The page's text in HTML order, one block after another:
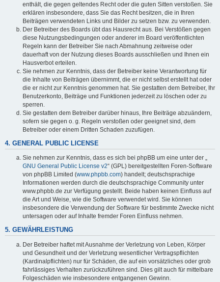
enthält, die gegen geltendes Recht oder die guten Sitten verstoßen. Sie
erklären insbesondere, dass Sie das Recht besitzen, die in Ihren
Beiträgen verwendeten Links und Bilder zu setzen bzw. zu verwenden.
Der Betreiber des Boards übt das Hausrecht aus. Bei Verstößen gegen
diese Nutzungsbedingungen oder anderer im Board veröffentlichten
Regeln kann der Betreiber Sie nach Abmahnung zeitweise oder
dauerhaft von der Nutzung dieses Boards ausschließen und Ihnen ein
Hausverbot erteilen.
Sie nehmen zur Kenntnis, dass der Betreiber keine Verantwortung für
die Inhalte von Beiträgen übernimmt, die er nicht selbst erstellt hat oder
die er nicht zur Kenntnis genommen hat. Sie gestatten dem Betreiber, Ihr
Benutzerkonto, Beiträge und Funktionen jederzeit zu löschen oder zu
sperren.
Sie gestatten dem Betreiber darüber hinaus, Ihre Beiträge abzuändern,
sofern sie gegen o. g. Regeln verstoßen oder geeignet sind, dem
Betreiber oder einem Dritten Schaden zuzufügen.
4. GENERAL PUBLIC LICENSE
Sie nehmen zur Kenntnis, dass es sich bei phpBB um eine unter der „
GNU General Public License v2“ (GPL) bereitgestellten Foren-Software
von phpBB Limited (www.phpbb.com) handelt; deutschsprachige
Informationen werden durch die deutschsprachige Community unter
www.phpbb.de zur Verfügung gestellt. Beide haben keinen Einfluss auf
die Art und Weise, wie die Software verwendet wird. Sie können
insbesondere die Verwendung der Software für bestimmte Zwecke nicht
untersagen oder auf Inhalte fremder Foren Einfluss nehmen.
5. GEWÄHRLEISTUNG
Der Betreiber haftet mit Ausnahme der Verletzung von Leben, Körper
und Gesundheit und der Verletzung wesentlicher Vertragspflichten
(Kardinalpflichten) nur für Schäden, die auf ein vorsätzliches oder grob
fahrlässiges Verhalten zurückzuführen sind. Dies gilt auch für mittelbare
Folgeschäden wie insbesondere entgangenen Gewinn.